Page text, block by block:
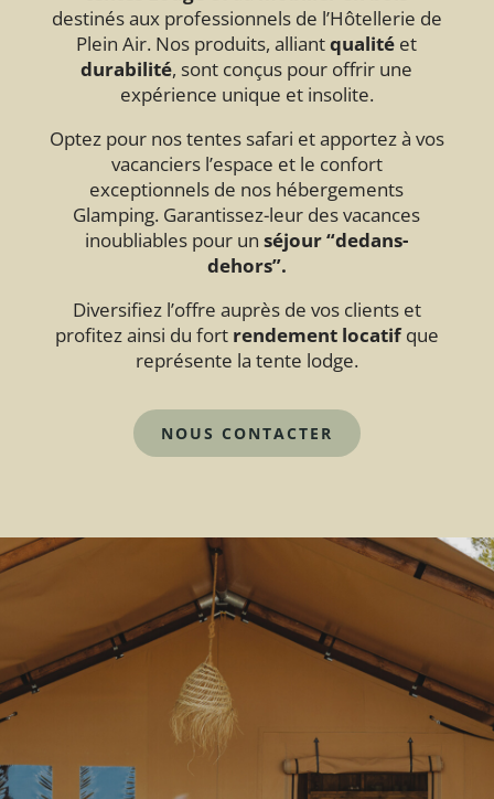
destinés aux professionnels de l’Hôtellerie de
Plein Air. Nos produits, alliantqualité et
durabilité, sont conçus pour offrir une
expérience unique et insolite.
Optez pour nos tentes safari et apportez à vos
vacanciers l’espace et le confort
exceptionnels de nos hébergements
Glamping. Garantissez-leur des vacances
inoubliables pour unséjour “dedans-
dehors”.
Diversifiez l’offre auprès de vos clients et
profitez ainsi du fort rendement locatifque
représente la tente lodge.
NOUS CONTACTER